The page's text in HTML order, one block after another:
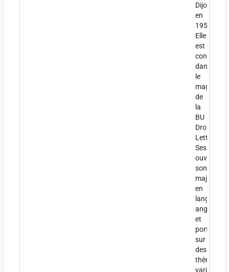
Dijon
en
1954.
Elle
est
conservée
dans
le
magasin
de
la
BU
Droit-
Lettres.
Ses
ouvrages
sont
en
langue
anglaise
et
portent
sur
des
thèmes
variés